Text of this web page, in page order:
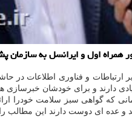
همراه اول و ایرانسل به
ارتباطات و فناوری اطلاعات
دارند و برای خودشان
که گواهی سبز سلامت خودرا
عده ای دوست دارند این مطالب را